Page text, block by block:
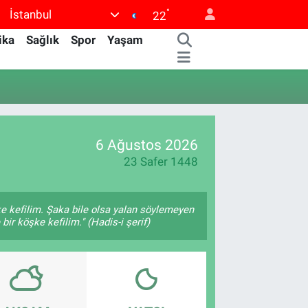
İstanbul 22°
Sağlık Spor
Yaşam
6 Ağustos 2026
23 Safer 1448
kefilim. Şaka bile olsa yalan söylemeyen
bir köşke kefilim." (Hadis-i şerif)